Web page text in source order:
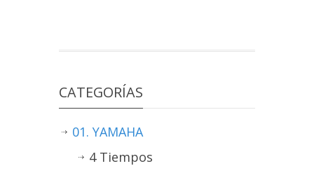
CATEGORÍAS
01. YAMAHA
4 Tiempos